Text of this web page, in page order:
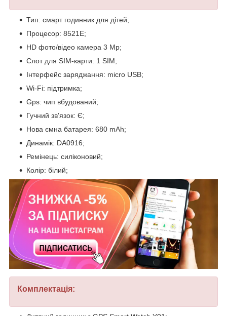
Тип: смарт годинник для дітей;
Процесор: 8521E;
HD фото/відео камера 3 Mp;
Слот для SIM-карти: 1 SIM;
Інтерфейс заряджання: micro USB;
Wi-Fi: підтримка;
Gps: чип вбудований;
Гучний зв'язок: Є;
Нова ємна батарея: 680 mAh;
Динамік: DA0916;
Ремінець: силіконовий;
Колір: білий;
Комплектація: